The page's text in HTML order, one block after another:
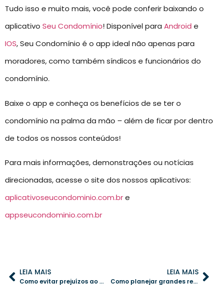
Tudo isso e muito mais, você pode conferir baixando o
aplicativo Seu Condomínio! Disponível para Android e
IOS, Seu Condomínio é o app ideal não apenas para
moradores, como também síndicos e funcionários do
condomínio.
Baixe o app e conheça os benefícios de se ter o
condomínio na palma da mão – além de ficar por dentro
de todos os nossos conteúdos!
Para mais informações, demonstrações ou notícias
direcionadas, acesse o site dos nossos aplicativos:
aplicativoseucondominio.com.bre
appseucondominio.com.br
LEIA MAIS
Como evitar prejuízos ao administrar o fundo de reserva do condomínio
LEIA MAIS
Como planejar grandes reformas no condomínio sem comprometer o orçamento